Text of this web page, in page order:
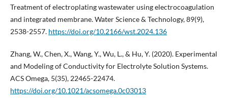
Treatment of electroplating wastewater using electrocoagulation
and integrated membrane. Water Science & Technology, 89(9),
2538-2557. https://doi.org/10.2166/wst.2024.136
Zhang, W., Chen, X., Wang, Y., Wu, L., & Hu, Y. (2020). Experimental
and Modeling of Conductivity for Electrolyte Solution Systems.
ACS Omega, 5(35), 22465-22474.
https://doi.org/10.1021/acsomega.0c03013